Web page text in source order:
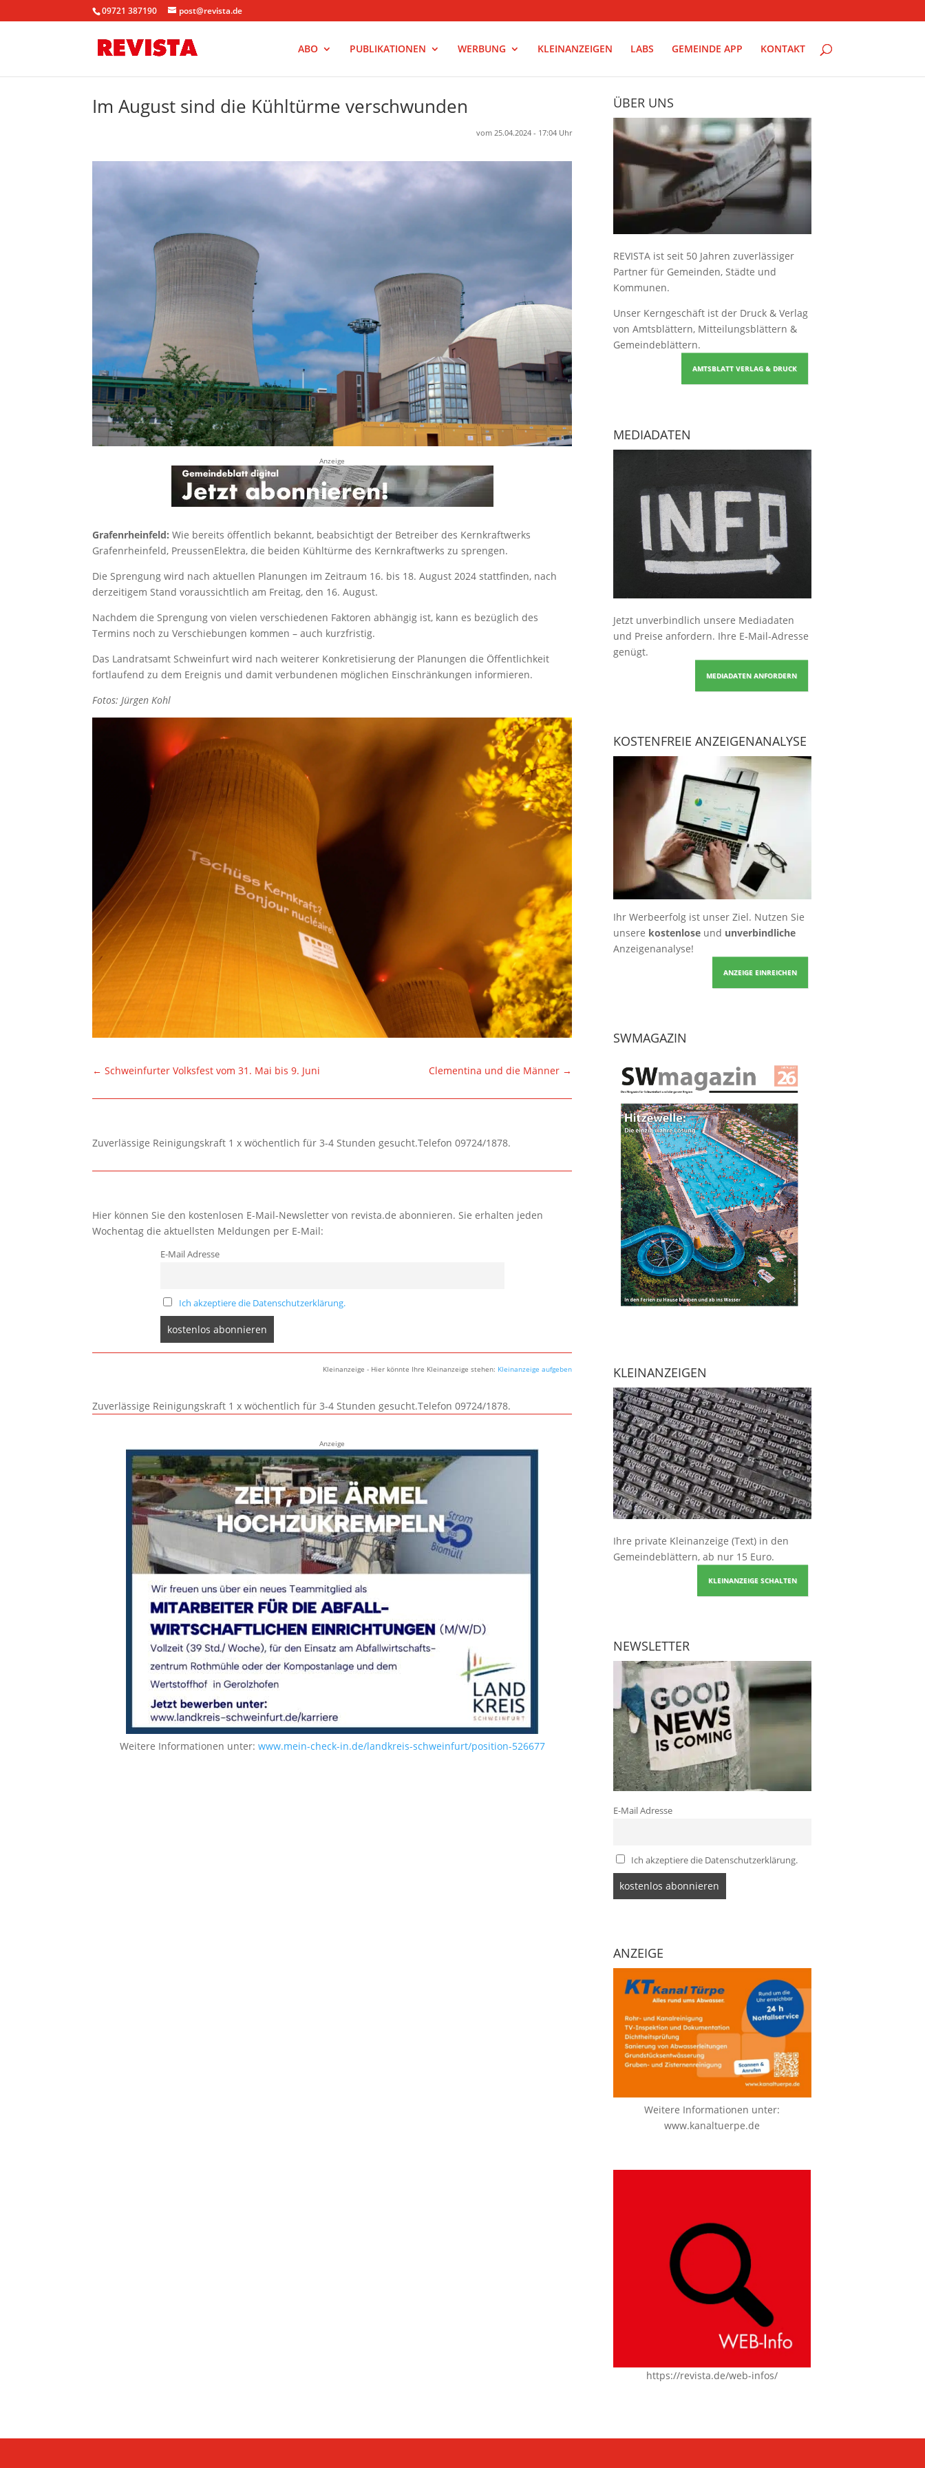
09721 387190 post@revista.de
ABO PUBLIKATIONEN WERBUNG KLEINANZEIGEN LABS GEMEINDE APP KONTAKT
Im August sind die Kühltürme verschwunden
vom 25.04.2024 - 17:04 Uhr
Anzeige
Grafenrheinfeld: Wie bereits öffentlich bekannt, beabsichtigt der Betreiber des Kernkraftwerks
Grafenrheinfeld, PreussenElektra, die beiden Kühltürme des Kernkraftwerks zu sprengen.
Die Sprengung wird nach aktuellen Planungen im Zeitraum 16. bis 18. August 2024 stattfinden, nach
derzeitigem Stand voraussichtlich am Freitag, den 16. August.
Nachdem die Sprengung von vielen verschiedenen Faktoren abhängig ist, kann es bezüglich des
Termins noch zu Verschiebungen kommen – auch kurzfristig.
Das Landratsamt Schweinfurt wird nach weiterer Konkretisierung der Planungen die Öffentlichkeit
fortlaufend zu dem Ereignis und damit verbundenen möglichen Einschränkungen informieren.
Fotos: Jürgen Kohl
←Schweinfurter Volksfest vom 31. Mai bis 9. Juni Clementina und die Männer →
Zuverlässige Reinigungskraft 1 x wöchentlich für 3-4 Stunden gesucht.Telefon 09724/1878.
Hier können Sie den kostenlosen E-Mail-Newsletter von revista.de abonnieren. Sie erhalten jeden
Wochentag die aktuellsten Meldungen per E-Mail:
E-Mail Adresse
Ich akzeptiere die Datenschutzerklärung.
Kleinanzeige - Hier könnte Ihre Kleinanzeige stehen: Kleinanzeige aufgeben
Zuverlässige Reinigungskraft 1 x wöchentlich für 3-4 Stunden gesucht.Telefon 09724/1878.
Anzeige
Weitere Informationen unter: www.mein-check-in.de/landkreis-schweinfurt/position-526677
ÜBER UNS
REVISTA ist seit 50 Jahren zuverlässiger
Partner für Gemeinden, Städte und
Kommunen.
Unser Kerngeschäft ist der Druck & Verlag
von Amtsblättern, Mitteilungsblättern &
Gemeindeblättern.
AMTSBLATT VERLAG & DRUCK
MEDIADATEN
Jetzt unverbindlich unsere Mediadaten
und Preise anfordern. Ihre E-Mail-Adresse
genügt.
MEDIADATEN ANFORDERN
KOSTENFREIE ANZEIGENANALYSE
Ihr Werbeerfolg ist unser Ziel. Nutzen Sie
unsere kostenloseund unverbindliche
Anzeigenanalyse!
ANZEIGE EINREICHEN
SWMAGAZIN
KLEINANZEIGEN
Ihre private Kleinanzeige (Text) in den
Gemeindeblättern, ab nur 15 Euro.
KLEINANZEIGE SCHALTEN
NEWSLETTER
E-Mail Adresse
Ich akzeptiere die Datenschutzerklärung.
ANZEIGE
Weitere Informationen unter:
www.kanaltuerpe.de
https://revista.de/web-infos/